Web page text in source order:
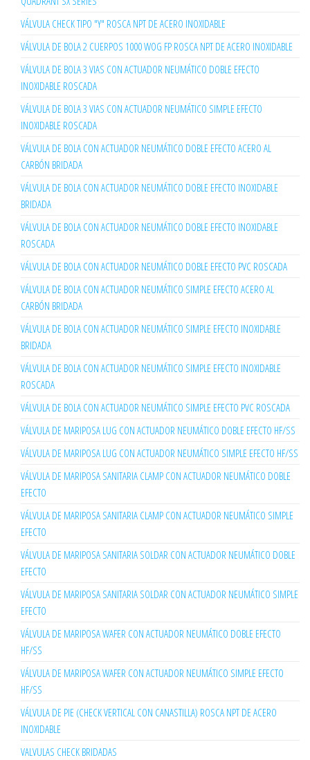
VÁLVULA CHECK TIPO "Y" ROSCA NPT DE ACERO INOXIDABLE
VÁLVULA DE BOLA 2 CUERPOS 1000 WOG FP ROSCA NPT DE ACERO INOXIDABLE
VÁLVULA DE BOLA 3 VIAS CON ACTUADOR NEUMÁTICO DOBLE EFECTO
INOXIDABLE ROSCADA
VÁLVULA DE BOLA 3 VIAS CON ACTUADOR NEUMÁTICO SIMPLE EFECTO
INOXIDABLE ROSCADA
VÁLVULA DE BOLA CON ACTUADOR NEUMÁTICO DOBLE EFECTO ACERO AL
CARBÓN BRIDADA
VÁLVULA DE BOLA CON ACTUADOR NEUMÁTICO DOBLE EFECTO INOXIDABLE
BRIDADA
VÁLVULA DE BOLA CON ACTUADOR NEUMÁTICO DOBLE EFECTO INOXIDABLE
ROSCADA
VÁLVULA DE BOLA CON ACTUADOR NEUMÁTICO DOBLE EFECTO PVC ROSCADA
VÁLVULA DE BOLA CON ACTUADOR NEUMÁTICO SIMPLE EFECTO ACERO AL
CARBÓN BRIDADA
VÁLVULA DE BOLA CON ACTUADOR NEUMÁTICO SIMPLE EFECTO INOXIDABLE
BRIDADA
VÁLVULA DE BOLA CON ACTUADOR NEUMÁTICO SIMPLE EFECTO INOXIDABLE
ROSCADA
VÁLVULA DE BOLA CON ACTUADOR NEUMÁTICO SIMPLE EFECTO PVC ROSCADA
VÁLVULA DE MARIPOSA LUG CON ACTUADOR NEUMÁTICO DOBLE EFECTO HF/SS
VÁLVULA DE MARIPOSA LUG CON ACTUADOR NEUMÁTICO SIMPLE EFECTO HF/SS
VÁLVULA DE MARIPOSA SANITARIA CLAMP CON ACTUADOR NEUMÁTICO DOBLE
EFECTO
VÁLVULA DE MARIPOSA SANITARIA CLAMP CON ACTUADOR NEUMÁTICO SIMPLE
EFECTO
VÁLVULA DE MARIPOSA SANITARIA SOLDAR CON ACTUADOR NEUMÁTICO DOBLE
EFECTO
VÁLVULA DE MARIPOSA SANITARIA SOLDAR CON ACTUADOR NEUMÁTICO SIMPLE
EFECTO
VÁLVULA DE MARIPOSA WAFER CON ACTUADOR NEUMÁTICO DOBLE EFECTO
HF/SS
VÁLVULA DE MARIPOSA WAFER CON ACTUADOR NEUMÁTICO SIMPLE EFECTO
HF/SS
VÁLVULA DE PIE (CHECK VERTICAL CON CANASTILLA) ROSCA NPT DE ACERO
INOXIDABLE
VALVULAS CHECK BRIDADAS